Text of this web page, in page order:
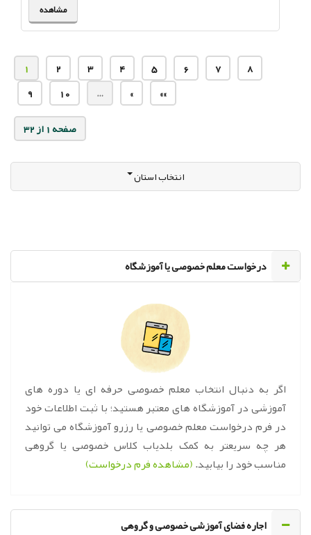
مشاهده
1 2 3 4 5 6 7
8
9
10 … »
»»
صفحه 1 از 32
انتخاب استان
‌درخواست معلم خصوصی یا آموزشگاه
اگر به دنبال انتخاب معلم خصوصی حرفه ای یا دوره های
آموزشی در آموزشگاه های معتبر هستید؛ با ثبت اطلاعات خود
در فرم درخواست معلم خصوصی یا رزرو آموزشگاه می توانید
هر چه سریعتر به کمک بلدیاب کلاس خصوصی یا گروهی
مناسب خود را بیابید.(مشاهده فرم درخواست)
اجاره فضای آموزشی خصوصی و گروهی